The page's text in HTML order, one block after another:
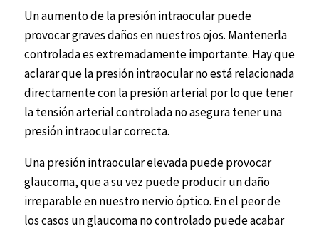
Un aumento de la presión intraocular puede
provocar graves daños en nuestros ojos. Mantenerla
controlada es extremadamente importante. Hay que
aclarar que la presión intraocular no está relacionada
directamente con la presión arterial por lo que tener
la tensión arterial controlada no asegura tener una
presión intraocular correcta.
Una presión intraocular elevada puede provocar
glaucoma, que a su vez puede producir un daño
irreparable en nuestro nervio óptico. En el peor de
los casos un glaucoma no controlado puede acabar